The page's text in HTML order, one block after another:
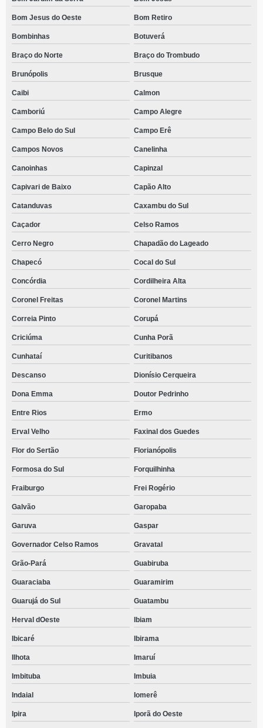
Bom Jesus do Oeste Bom Retiro
Bombinhas Botuverá
Braço do Norte Braço do Trombudo
Brunópolis Brusque
Caibi Calmon
Camboriú Campo Alegre
Campo Belo do Sul Campo Erê
Campos Novos Canelinha
Canoinhas Capinzal
Capivari de Baixo Capão Alto
Catanduvas Caxambu do Sul
Caçador Celso Ramos
Cerro Negro Chapadão do Lageado
Chapecó Cocal do Sul
Concórdia Cordilheira Alta
Coronel Freitas Coronel Martins
Correia Pinto Corupá
Criciúma Cunha Porã
Cunhataí Curitibanos
Descanso Dionísio Cerqueira
Dona Emma Doutor Pedrinho
Entre Rios Ermo
Erval Velho Faxinal dos Guedes
Flor do Sertão Florianópolis
Formosa do Sul Forquilhinha
Fraiburgo Frei Rogério
Galvão Garopaba
Garuva Gaspar
Governador Celso Ramos Gravatal
Grão-Pará Guabiruba
Guaraciaba Guaramirim
Guarujá do Sul Guatambu
Herval dOeste Ibiam
Ibicaré Ibirama
Ilhota Imaruí
Imbituba Imbuia
Indaial Iomerê
Ipira Iporã do Oeste